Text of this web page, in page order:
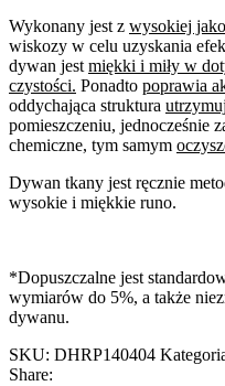
Wykonany jest z wysokiej
wiskozy w celu uzyskania
dywan jest miękki i miły w
czystości. Ponadto poprawia
oddychająca struktura
pomieszczeniu, jednocześnie
chemiczne, tym samym
Dywan tkany jest ręcznie
wysokie i miękkie runo.
*Dopuszczalne jest
wymiarów do 5%, a także
dywanu.
SKU: DHRP140404
Share: